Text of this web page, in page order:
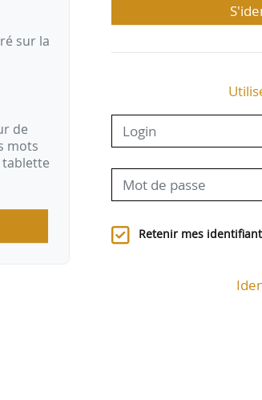
sur la
de
mots
tablette
Retenir mes